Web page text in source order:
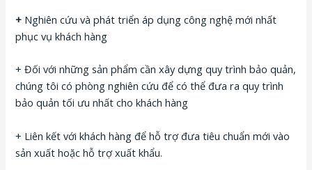
+ Nghiên cứu và phát triển áp dụng công nghệ mới nhất
phục vụ khách hàng
+ Đối với những sản phẩm cần xây dựng quy trình bảo quản,
chúng tôi có phòng nghiên cứu để có thể đưa ra quy trình
bảo quản tối ưu nhất cho khách hàng
+ Liên kết với khách hàng để hỗ trợ đưa tiêu chuẩn mới vào
sản xuất hoặc hỗ trợ xuất khẩu.